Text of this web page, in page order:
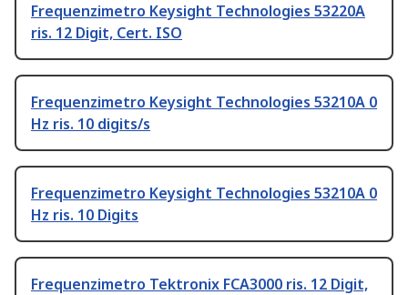
Frequenzimetro Keysight Technologies 53220A
ris. 12 Digit, Cert. ISO
Frequenzimetro Keysight Technologies 53210A 0
Hz ris. 10 digits/s
Frequenzimetro Keysight Technologies 53210A 0
Hz ris. 10 Digits
Frequenzimetro Tektronix FCA3000 ris. 12 Digit,